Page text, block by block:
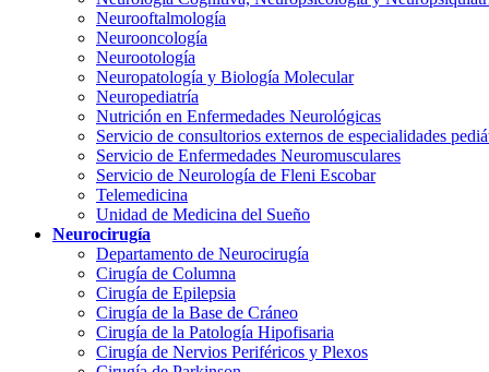
Neurooftalmología
Neurooncología
Neurootología
Neuropatología y Biología Molecular
Neuropediatría
Nutrición en Enfermedades Neurológicas
Servicio de consultorios externos de especialidades
Servicio de Enfermedades Neuromusculares
Servicio de Neurología de Fleni Escobar
Telemedicina
Unidad de Medicina del Sueño
Neurocirugía
Departamento de Neurocirugía
Cirugía de Columna
Cirugía de Epilepsia
Cirugía de la Base de Cráneo
Cirugía de la Patología Hipofisaria
Cirugía de Nervios Periféricos y Plexos